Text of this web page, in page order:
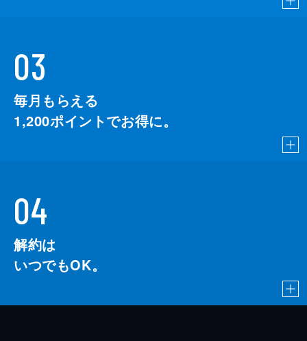
03
毎月もらえる
1,200ポイントでお得に。
04
解約は
いつでもOK。